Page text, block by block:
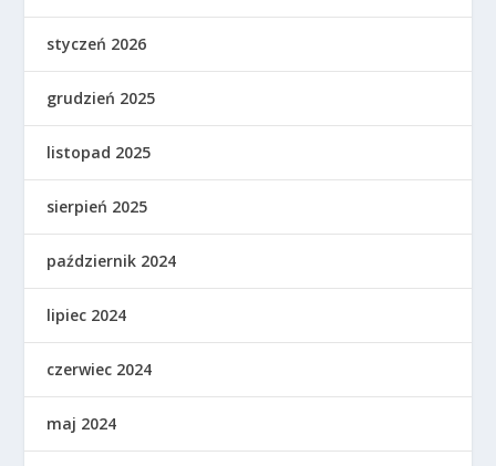
styczeń 2026
grudzień 2025
listopad 2025
sierpień 2025
październik 2024
lipiec 2024
czerwiec 2024
maj 2024